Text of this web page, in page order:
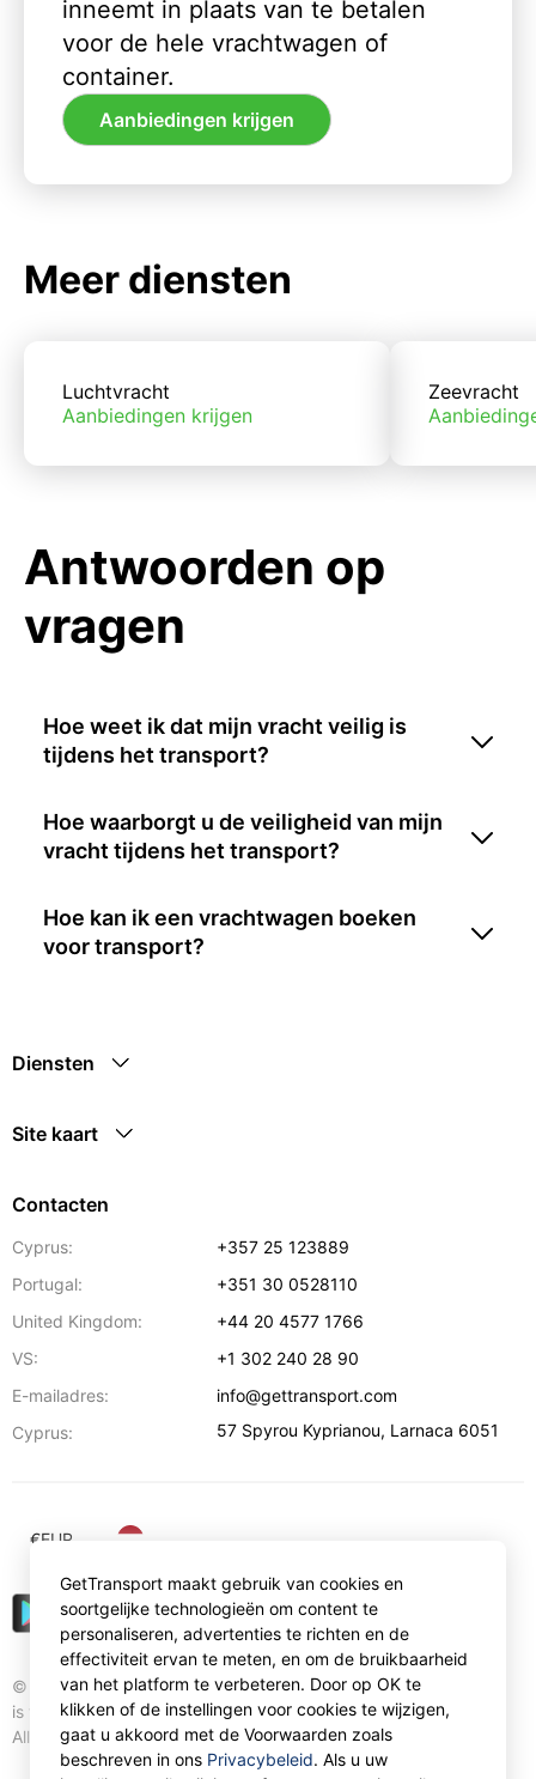
inneemt in plaats van te betalen
voor de hele vrachtwagen of
container.
Aanbiedingen krijgen
Meer diensten
Luchtvracht
Aanbiedingen krijgen
Zeevracht
Antwoorden op
vragen
Hoe weet ik dat mijn vracht veilig is
tijdens het transport?
Hoe waarborgt u de veiligheid van mijn
vracht tijdens het transport?
Hoe kan ik een vrachtwagen boeken
voor transport?
Diensten
Site kaart
Contacten
Cyprus:
+357 25 123889
Portugal:
+351 30 0528110
United Kingdom:
+44 20 4577 1766
VS:
+1 302 240 28 90
E-mailadres:
info@gettransport.com
Cyprus:
57 Spyrou Kyprianou, Larnaca 6051
© Gettransport International Limited. GetTransport®
is trademark of Gettransport International Limited.
All rights reserved.
€EUR
GetTransport maakt gebruik van cookies en
soortgelijke technologieën om content te
personaliseren, advertenties te richten en de
effectiviteit ervan te meten, en om de bruikbaarheid
van het platform te verbeteren. Door op OK te
klikken of de instellingen voor cookies te wijzigen,
gaat u akkoord met de Voorwaarden zoals
beschreven in ons Privacybeleid. Als u uw